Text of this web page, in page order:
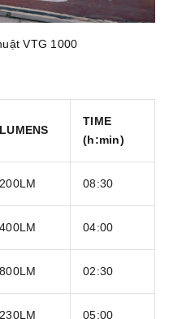
VTG 1000
LUMENS
TIME
(h:min)
200LM 08:30
400LM 04:00
800LM 02:30
230LM 05:00